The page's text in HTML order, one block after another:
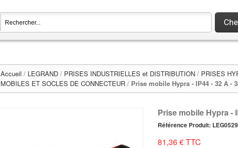
Accueil / LEGRAND / PRISES INDUSTRIELLES et DISTRIBUTION / PRISES
MOBILES ET SOCLES DE CONNECTEUR / Prise mobile Hypra - IP44 - 32 A -
Prise mobile Hypra -
Référence Produit:
81,36 € TTC